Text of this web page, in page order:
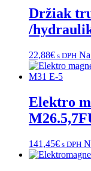
Držiak
/
22,88€ s DPH
Elektro
141,45€ s DPH